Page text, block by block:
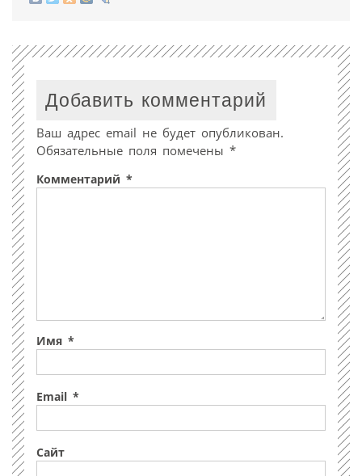
Добавить комментарий
Ваш адрес email не будет опубликован.
Обязательные поля помечены *
Комментарий *
Имя *
Email *
Сайт